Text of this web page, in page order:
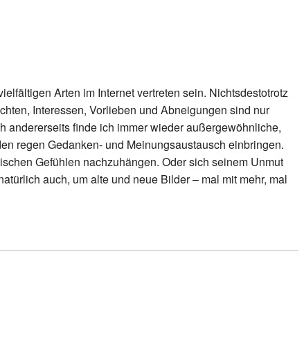
Arten im Internet vertreten sein. Nichtsdestotrotz
Interessen, Vorlieben und Abneigungen sind nur
andererseits finde ich immer wieder außergewöhnliche,
regen Gedanken- und Meinungsaustausch einbringen.
Gefühlen nachzuhängen. Oder sich seinem Unmut
auch, um alte und neue Bilder – mal mit mehr, mal